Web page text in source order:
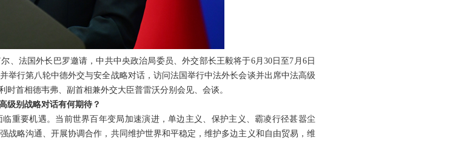
、法国外长巴罗邀请，中共中央政治局委员、外交部长王毅将于6月30日至7月6日
举行第八轮中德外交与安全战略对话，访问法国举行中法外长会谈并出席中法高级
首相德韦弗、副首相兼外交大臣普雷沃分别会见、会谈。
级别战略对话有何期待？
重要机遇。当前世界百年变局加速演进，单边主义、保护主义、霸凌行径甚嚣尘
战略沟通、开展协调合作，共同维护世界和平稳定，维护多边主义和自由贸易，维